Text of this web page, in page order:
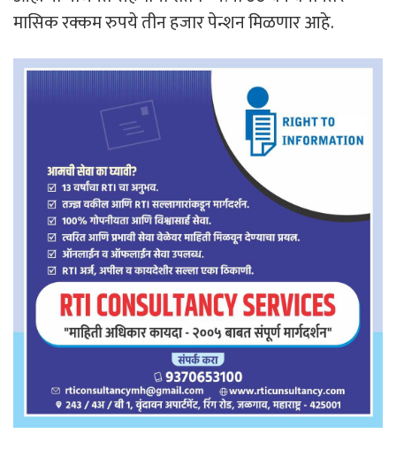
मासिक रक्कम रुपये तीन हजार पेन्शन मिळणार आहे.